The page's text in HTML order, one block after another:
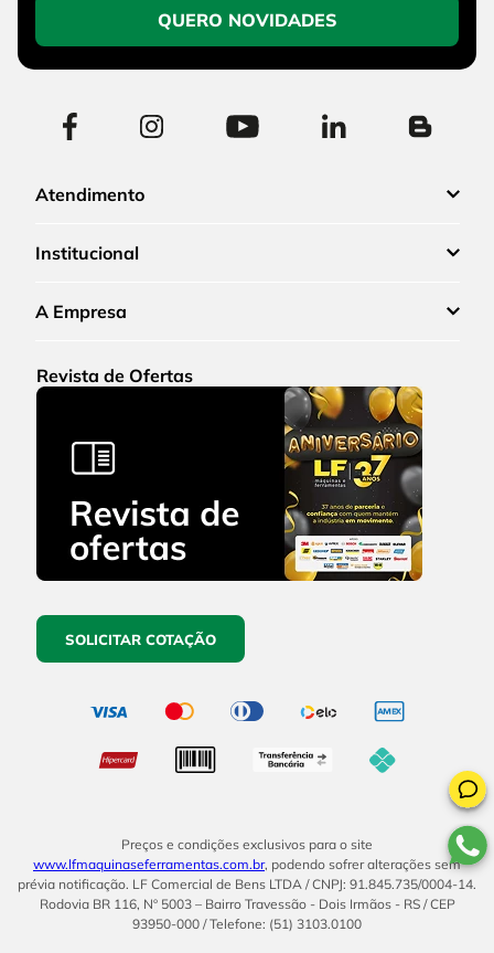
QUERO NOVIDADES
Atendimento
Institucional
A Empresa
Revista de Ofertas
SOLICITAR COTAÇÃO
Preços e condições exclusivos para o site
www.lfmaquinaseferramentas.com.br, podendo sofrer alterações sem
prévia notificação. LF Comercial de Bens LTDA / CNPJ: 91.845.735/0004-14.
Rodovia BR 116, Nº 5003 – Bairro Travessão - Dois Irmãos - RS / CEP
93950-000 / Telefone: (51) 3103.0100